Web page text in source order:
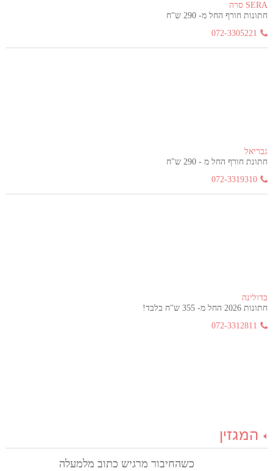
SERA סרה
חתונות חורף החל מ- 290 ש"ח
072-3305221
גבריאל
חתונת חורף החל מ - 290 ש"ח
072-3319310
בדולינה
חתונות 2026 החל מ- 355 ש"ח בלבד!
072-3312811
המגזין
כשהחיבור מרגיש כתוב מלמעלה